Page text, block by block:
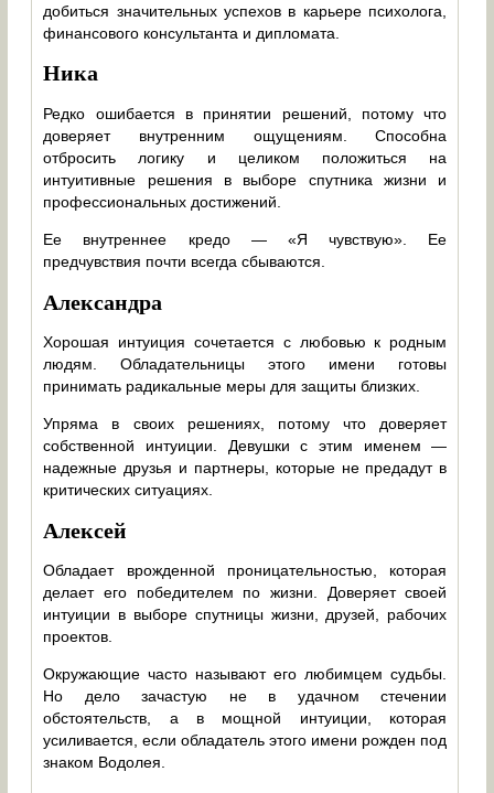
добиться значительных успехов в карьере психолога,
финансового консультанта и дипломата.
Ника
Редко ошибается в принятии решений, потому что
доверяет внутренним ощущениям. Способна
отбросить логику и целиком положиться на
интуитивные решения в выборе спутника жизни и
профессиональных достижений.
Ее внутреннее кредо — «Я чувствую». Ее
предчувствия почти всегда сбываются.
Александра
Хорошая интуиция сочетается с любовью к родным
людям. Обладательницы этого имени готовы
принимать радикальные меры для защиты близких.
Упряма в своих решениях, потому что доверяет
собственной интуиции. Девушки с этим именем —
надежные друзья и партнеры, которые не предадут в
критических ситуациях.
Алексей
Обладает врожденной проницательностью, которая
делает его победителем по жизни. Доверяет своей
интуиции в выборе спутницы жизни, друзей, рабочих
проектов.
Окружающие часто называют его любимцем судьбы.
Но дело зачастую не в удачном стечении
обстоятельств, а в мощной интуиции, которая
усиливается, если обладатель этого имени рожден под
знаком Водолея.